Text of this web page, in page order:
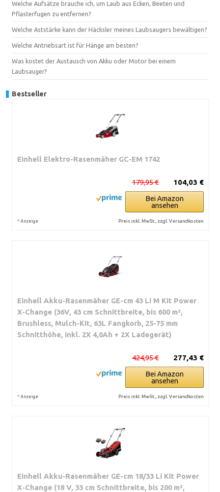
Welche Aufsätze brauche ich, um Laub aus Ecken, Beeten und
Pflasterfugen zu entfernen?
Welche Aststärke kann der Häcksler meines Laubsaugers bewältigen?
Welche Antriebsart ist für Hänge am besten?
Was kostet der Austausch von Akku oder Motor bei einem
Laubsauger?
Bestseller
Einhell Elektro-Rasenmäher GC-EM 1742
104,03 €
179,95 €
Bei Amazon
ansehen
* Anzeige Preis inkl. MwSt., zzgl. Versandkosten
Einhell Akku-Rasenmäher GE-cm 43 Li M Kit Power
X-Change (36V, 43 cm Schnittbreite, bis 600 m²,
Brushless, Mulch-Kit, 63L Fangkorb, 25-75 mm
Schnitthöhe, inkl. 2X 4,0Ah + 2X Ladegerät)
277,43 €
424,95 €
Bei Amazon
ansehen
* Anzeige Preis inkl. MwSt., zzgl. Versandkosten
Einhell Akku-Rasenmäher GE-cm 18/33 Li Kit Power
X-Change (18 V, 33 cm Schnittbreite, bis 200 m²,